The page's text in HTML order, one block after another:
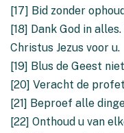
[17] Bid zonder
[18] Dank God in
Christus Jezus voor u.
[19] Blus de Geest
[20] Veracht de
[21] Beproef alle
[22] Onthoud u van